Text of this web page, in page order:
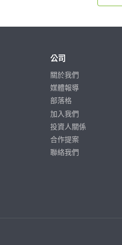
公司
關於我們
媒體報導
部落格
加入我們
投資人關係
合作提案
聯絡我們